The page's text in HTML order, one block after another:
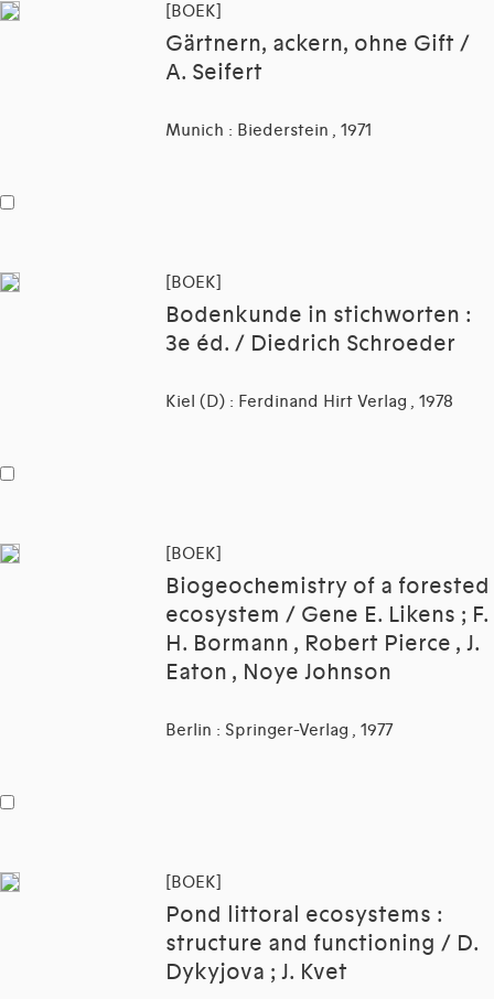
[BOEK]
Gärtnern, ackern, ohne Gift /
A. Seifert
Munich : Biederstein , 1971
[BOEK]
Bodenkunde in stichworten :
3e éd. / Diedrich Schroeder
Kiel (D) : Ferdinand Hirt Verlag , 1978
[BOEK]
Biogeochemistry of a forested
ecosystem / Gene E. Likens ; F.
H. Bormann , Robert Pierce , J.
Eaton , Noye Johnson
Berlin : Springer-Verlag , 1977
[BOEK]
Pond littoral ecosystems :
structure and functioning / D.
Dykyjova ; J. Kvet